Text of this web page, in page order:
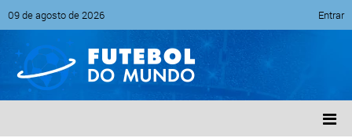
09 de agosto de 2026 Entrar